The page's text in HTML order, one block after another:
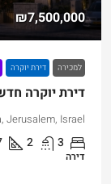
₪7,500,000
למכירה דירת יוקרה
דירת יוקרה
Jerusalem, Israel
3
2
דירה